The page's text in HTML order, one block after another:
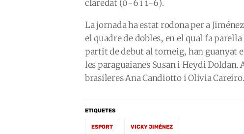
claredat (0-6 i 1-6).
La jornada ha estat rodona per a
el quadre de dobles, en el qual fa
partit de debut al torneig, han guanyat
les paraguaianes Susan i Heydi Doldan.
brasileres Ana Candiotto i Olivia Careiro.
ETIQUETES
ESPORT VICKY JIMÉNEZ